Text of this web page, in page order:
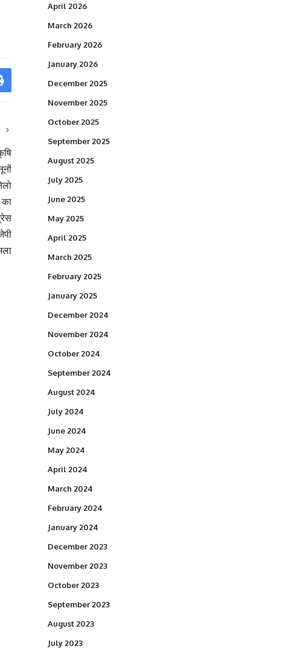
April 2026
March 2026
February 2026
January 2026
December 2025
November 2025
October 2025
September 2025
August 2025
July 2025
June 2025
May 2025
April 2025
March 2025
February 2025
January 2025
December 2024
November 2024
October 2024
September 2024
August 2024
July 2024
June 2024
May 2024
April 2024
March 2024
February 2024
January 2024
December 2023
November 2023
October 2023
September 2023
August 2023
July 2023